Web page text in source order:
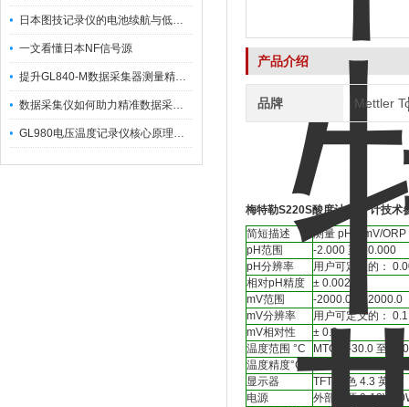
日本图技记录仪的电池续航与低功耗模式适用场景分析
一文看懂日本NF信号源
提升GL840-M数据采集器测量精度的操作秘籍
数据采集仪如何助力精准数据采集与分析？​
GL980电压温度记录仪核心原理及行业应用
产品介绍
品牌 Mettler
梅特勒S220S酸度计/离子计技术
简短描述
测量 pH、mV/
pH范围
-2.000 至 20.000
pH分辨率
用户可定义的：
相对pH精度
± 0.002
mV范围
-2000.0 至 2000.0
mV分辨率
用户可定义的：
mV相对性
± 0.2
温度范围 °C
MTC：-30.0 至
温度精度°C
显示器
TFT 颜色 4.3 英寸
电源
外部电源 9-12V/